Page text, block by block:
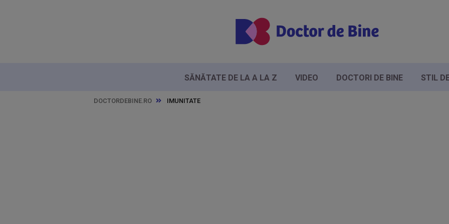
SĂNĂTATE DE LA A LA Z VIDEO DOCTORI DE BINE STIL
DOCTORDEBINE.RO IMUNITATE